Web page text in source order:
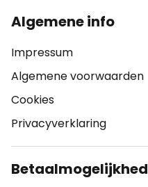
Algemene info
Impressum
Algemene voorwaarden
Cookies
Privacyverklaring